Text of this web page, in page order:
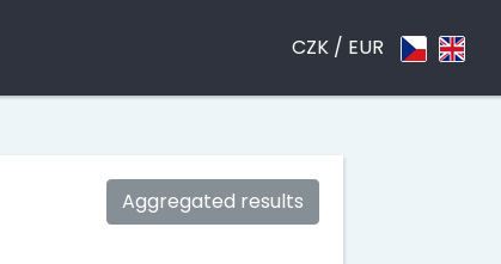
CZK / EUR
Aggregated results